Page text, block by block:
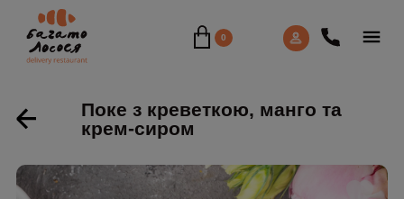
0
Поке з креветкою, манго та
крем-сиром